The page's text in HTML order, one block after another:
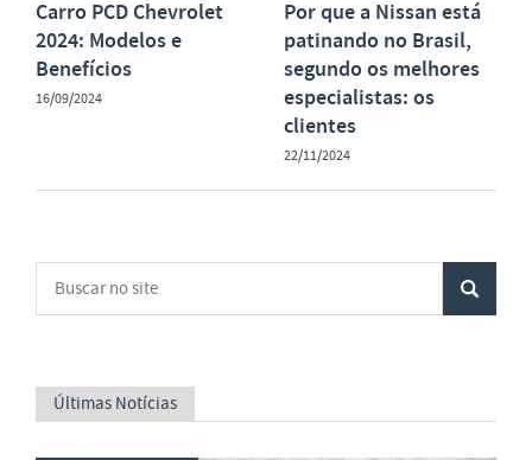
Carro PCD Chevrolet
2024: Modelos e
Benefícios
16/09/2024
Por que a Nissan está
patinando no Brasil,
segundo os melhores
especialistas: os
clientes
22/11/2024
Últimas Notícias